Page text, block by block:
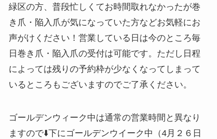
緑区の方、普段忙しくてお時間取れなかったが巻
き爪・陥入爪が気になっていた方などお気軽にお
声がけください！営業している日は今のところ毎
日巻き爪・陥入爪の受付は可能です。ただし日程
によっては残りの予約枠が少なくなってしまって
いるところもございますのでご了承ください。
ゴールデンウィーク中は通常の営業時間と異なり
ますので⬇️下にゴールデンウイーク中（4月２６日